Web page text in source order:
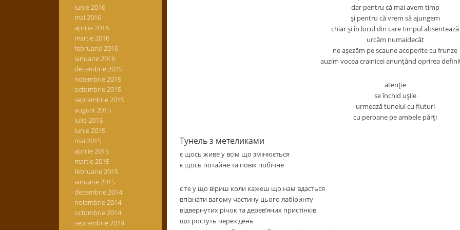
iunie 2016
mai 2016
aprilie 2016
martie 2016
februarie 2016
ianuarie 2016
decembrie 2015
noiembrie 2015
octombrie 2015
septembrie 2015
august 2015
iulie 2015
iunie 2015
mai 2015
aprilie 2015
martie 2015
februarie 2015
ianuarie 2015
decembrie 2014
noiembrie 2014
octombrie 2014
septembrie 2014
dar pentru că mai avem timp
şi pentru că vrem să ajungem
chiar şi în locul din care timpul absentează
urcăm numaidecât
ne aşezăm pe scaune acoperite cu frunze
auzim vocea crainicei anunţând oprirea
atenţie
se închid uşile
urmează tunelul cu fluturi
cu peroane pe ambele părţi
Тунель з метеликами
є щось живе у всім що змінюється
є щось потайне та повік побічне
є те у що віриш коли кажеш що нам вдасться
впізнати вагому частину цього лабіринту
відвернутих річок та дерев’яних пристінків
що ростуть через день